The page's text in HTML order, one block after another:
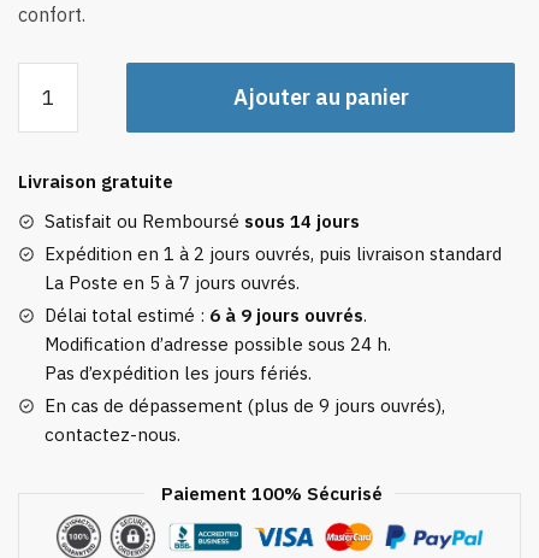
confort.
Sac
Dos
Bagage
Cabine
55x35x25
Ajouter au panier
Livraison gratuite
Satisfait ou Remboursé sous 14 jours
Expédition en 1 à 2 jours ouvrés, puis livraison standard
La Poste en 5 à 7 jours ouvrés.
Délai total estimé : 6 à 9 jours ouvrés.
Modification d’adresse possible sous 24 h.
Pas d’expédition les jours fériés.
En cas de dépassement (plus de 9 jours ouvrés),
contactez-nous.
Paiement 100% Sécurisé